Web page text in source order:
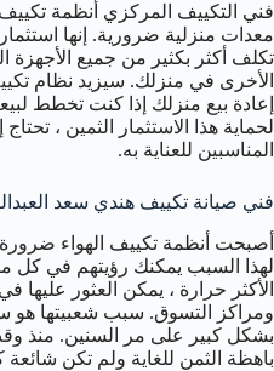
فني التكييف المركزي أنظمة
معدات منزلية ضرورية. إنها
تكلف أكثر بكثير من جميع الأجهزة
الأخرى في منزلك. سيزيد نظام
إعادة بيع منزلك إذا كنت تخطط
لحماية هذا الاستثمار الثمين ،
المناسبين للعناية به.
فني صيانة تكييف هندي سعد
أصبحت أنظمة تكييف الهواء
لهذا السبب يمكنك رؤيتهم في كل
الأكثر حرارة ، يمكن العثور عليها
ومراكز التسوق. سبب شعبيتها هو
بشكل كبير على مر السنين. منذ
باهظة الثمن للغاية ولم تكن شائعة